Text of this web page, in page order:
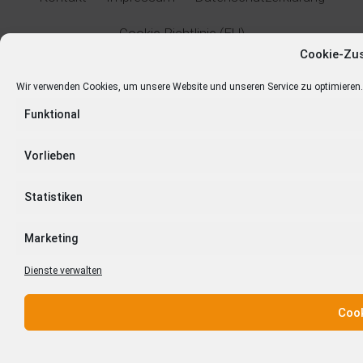
Cookie-
Wir verwenden Cookies, um unsere Website und unseren Service zu optimieren.
Funktional
Vorlieben
Statistiken
Marketing
Dienste verwalten
Cookie-Richtlinie (EU)
© Markus Hollemann 2026